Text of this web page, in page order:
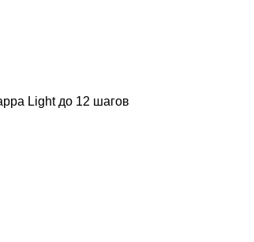
Light до 12 шагов